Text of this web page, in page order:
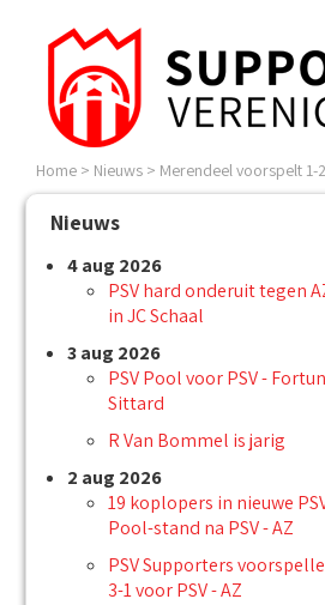
Home > Nieuws > Merendeel voorspelt 1-
Nieuws
4 aug 2026
PSV hard onderuit tegen
in JC Schaal
3 aug 2026
PSV Pool voor PSV -
Sittard
R Van Bommel is jarig
2 aug 2026
19 koplopers in nieuwe
Pool-stand na PSV - AZ
PSV Supporters
3-1 voor PSV - AZ